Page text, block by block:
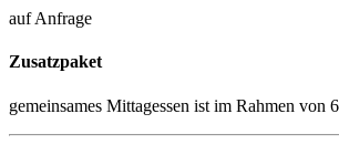
auf Anfrage
Zusatzpaket
gemeinsames Mittagessen ist im Rahmen von